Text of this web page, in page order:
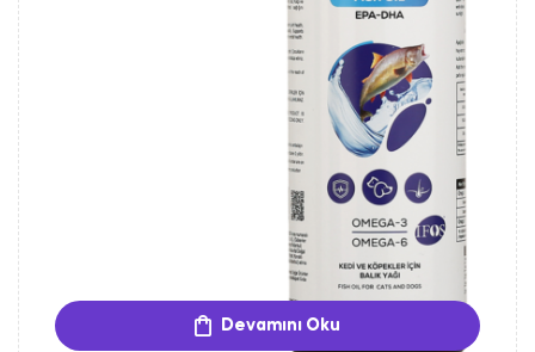
Devamını Oku